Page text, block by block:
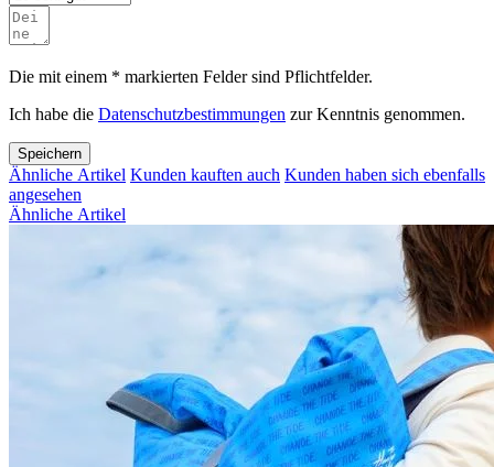
Die mit einem * markierten Felder sind Pflichtfelder.
Ich habe die Datenschutzbestimmungen zur Kenntnis genommen.
Speichern
Ähnliche Artikel Kunden kauften auch Kunden haben sich ebenfalls
angesehen
Ähnliche Artikel